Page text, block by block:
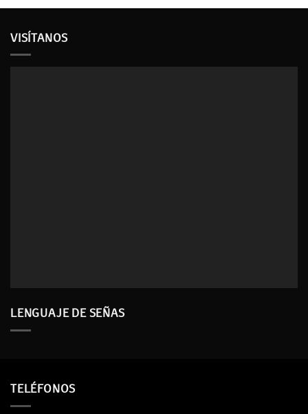
VISÍTANOS
LENGUAJE DE SEÑAS
TELÉFONOS